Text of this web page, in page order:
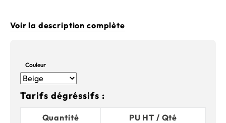
Voir la description complète
Couleur
Tarifs dégréssifs :
Quantité
PU HT / Qté